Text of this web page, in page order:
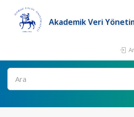
Akademik Veri
Ara